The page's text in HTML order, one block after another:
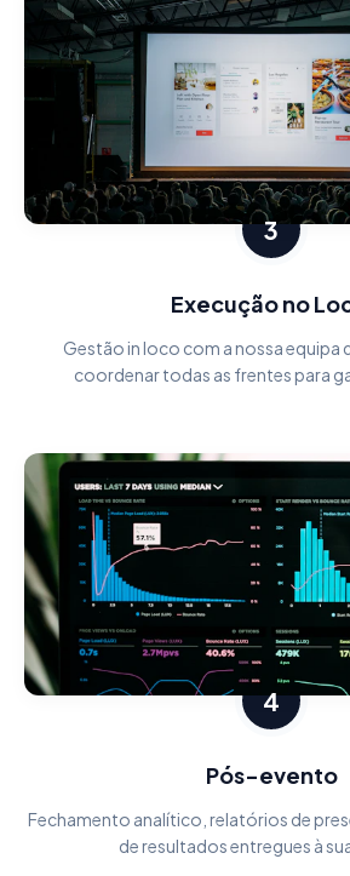
3
Execução no
Gestão in loco com a nossa equipa
coordenar todas as frentes para
4
Pós-evento
Fechamento analítico, relatórios de
de resultados entregues à